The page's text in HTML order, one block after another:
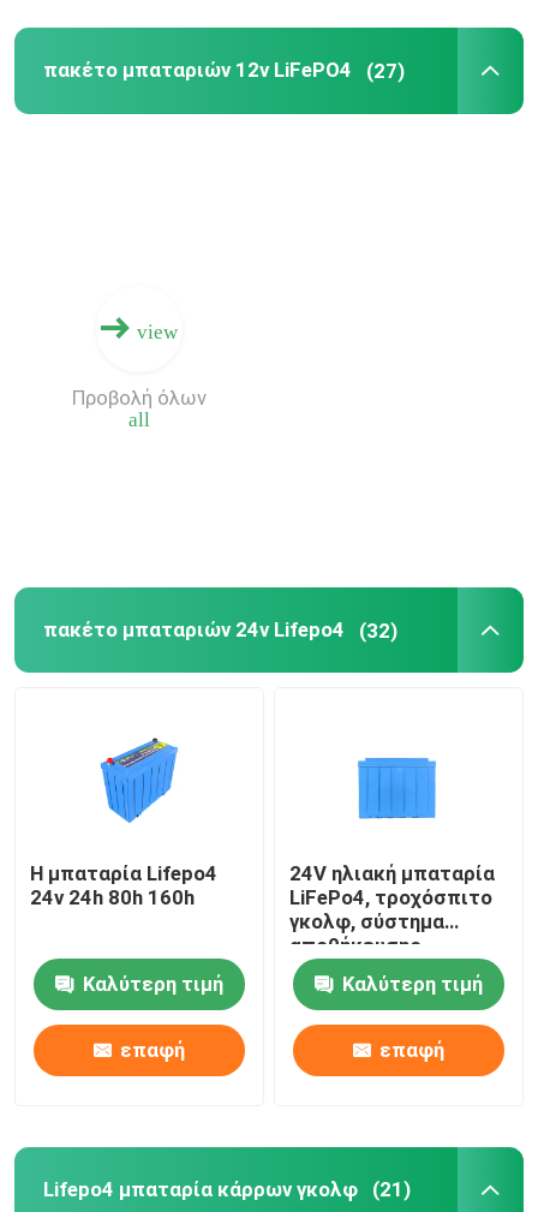
πακέτο μπαταριών 12v LiFePO4 (27)
view
all
Προβολή όλων
πακέτο μπαταριών 24v Lifepo4 (32)
Η μπαταρία Lifepo4
24v 24h 80h 160h
Καλύτερη τιμή
επαφή
24V ηλιακή μπαταρία
LiFePo4, τροχόσπιτο
γκολφ, σύστημα
αποθήκευσης
ενέργειας στο σπίτι.
Καλύτερη τιμή
επαφή
Lifepo4 μπαταρία κάρρων γκολφ (21)